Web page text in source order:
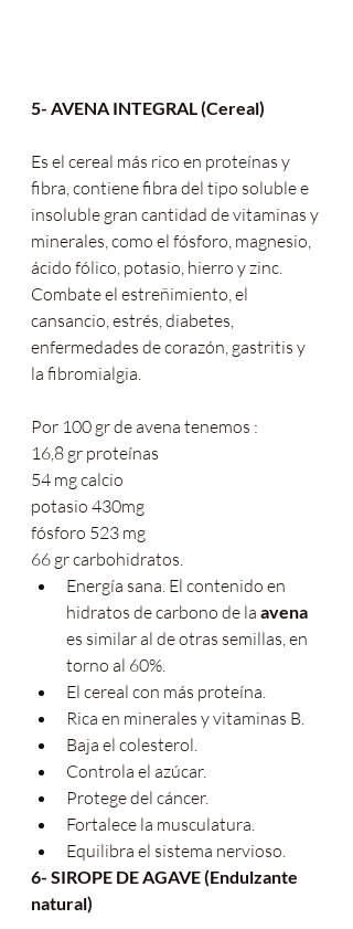
5- AVENA INTEGRAL (Cereal)
Es el cereal más rico en proteínas y
fibra, contiene fibra del tipo soluble e
insoluble gran cantidad de vitaminas y
minerales, como el fósforo, magnesio,
ácido fólico, potasio, hierro y zinc.
Combate el estreñimiento, el
cansancio, estrés, diabetes,
enfermedades de corazón, gastritis y
la fibromialgia.
Por 100 gr de avena tenemos :
16,8 gr proteínas
54 mg calcio
potasio 430mg
fósforo 523 mg
66 gr carbohidratos.
Energía sana. El contenido en
hidratos de carbono de la avena
es similar al de otras semillas, en
torno al 60%.
El cereal con más proteína.
Rica en minerales y vitaminas B.
Baja el colesterol.
Controla el azúcar.
Protege del cáncer.
Fortalece la musculatura.
Equilibra el sistema nervioso.
6- SIROPE DE AGAVE (Endulzante
natural)